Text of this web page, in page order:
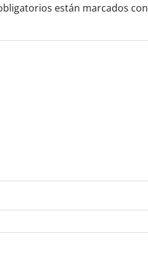
están marcados con